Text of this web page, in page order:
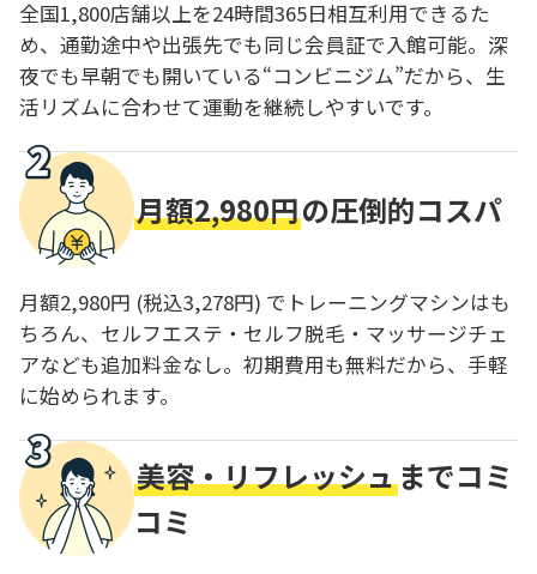
全国1,800店舗以上を24時間365日相互利用できるた
め、通勤途中や出張先でも同じ会員証で入館可能。深
夜でも早朝でも開いている“コンビニジム”だから、生
活リズムに合わせて運動を継続しやすいです。
月額2,980円の圧倒的コスパ
月額2,980円 (税込3,278円) でトレーニングマシンはも
ちろん、セルフエステ・セルフ脱毛・マッサージチェ
アなども追加料金なし。初期費用も無料だから、手軽
に始められます。
美容・リフレッシュまでコミ
コミ